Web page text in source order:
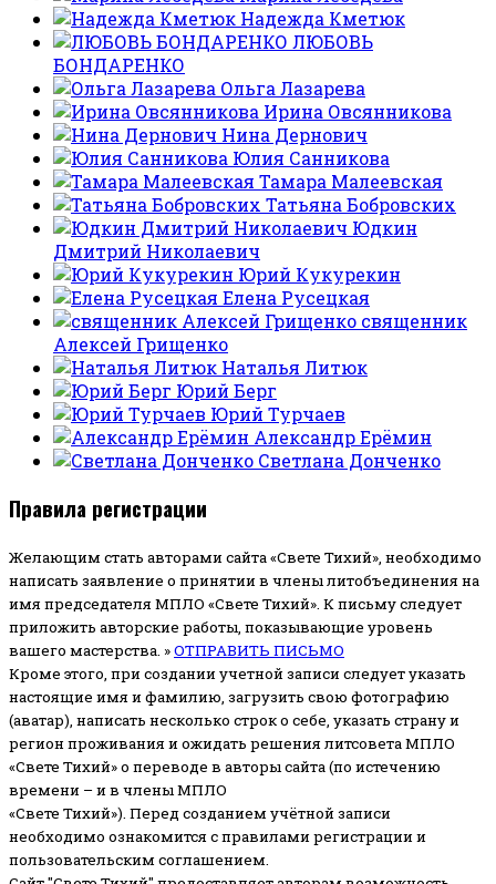
Надежда Кметюк
ЛЮБОВЬ
БОНДАРЕНКО
Ольга Лазарева
Ирина Овсянникова
Нина Дернович
Юлия Санникова
Тамара Малеевская
Татьяна Бобровских
Юдкин
Дмитрий Николаевич
Юрий Кукурекин
Елена Русецкая
священник
Алексей Грищенко
Наталья Литюк
Юрий Берг
Юрий Турчаев
Александр Ерёмин
Светлана Донченко
Правила регистрации
Желающим стать авторами сайта «Свете Тихий», необходимо
написать заявление о принятии в члены литобъединения на
имя председателя МПЛО «Свете Тихий». К письму следует
приложить авторские работы, показывающие уровень
вашего мастерства. »ОТПРАВИТЬ ПИСЬМО
Кроме этого, при создании учетной записи следует указать
настоящие имя и фамилию, загрузить свою фотографию
(аватар), написать несколько строк о себе, указать страну и
регион проживания и ожидать решения литсовета МПЛО
«Свете Тихий» о переводе в авторы сайта (по истечению
времени – и в члены МПЛО
«Свете Тихий»). Перед созданием учётной записи
необходимо ознакомится с правилами регистрации и
пользовательским соглашением.